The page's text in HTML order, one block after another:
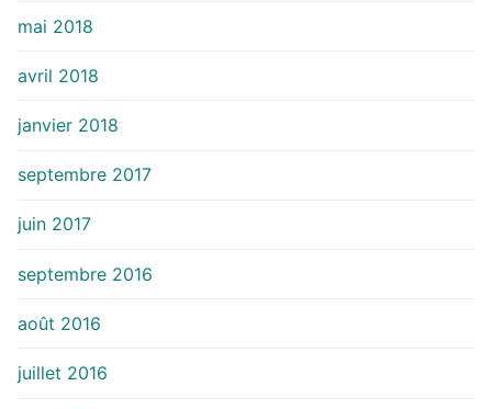
mai 2018
avril 2018
janvier 2018
septembre 2017
juin 2017
septembre 2016
août 2016
juillet 2016